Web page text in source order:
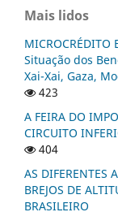
Mais lidos
MICROCRÉDITO
Situação dos
Xai-Xai, Gaza,
423
A FEIRA DO
CIRCUITO
404
AS DIFERENTES
BREJOS DE
BRASILEIRO